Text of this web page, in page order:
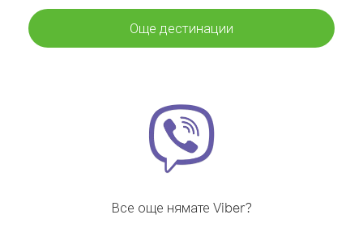
Още дестинации
Все още нямате Viber?